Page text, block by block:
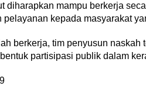
diharapkan mampu berkerja
pelayanan kepada masyarakat
berkerja, tim penyusun
partisipasi publik dalam